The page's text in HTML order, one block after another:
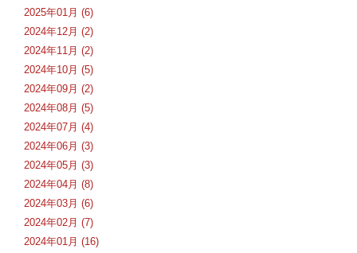
2025年01月 (6)
2024年12月 (2)
2024年11月 (2)
2024年10月 (5)
2024年09月 (2)
2024年08月 (5)
2024年07月 (4)
2024年06月 (3)
2024年05月 (3)
2024年04月 (8)
2024年03月 (6)
2024年02月 (7)
2024年01月 (16)